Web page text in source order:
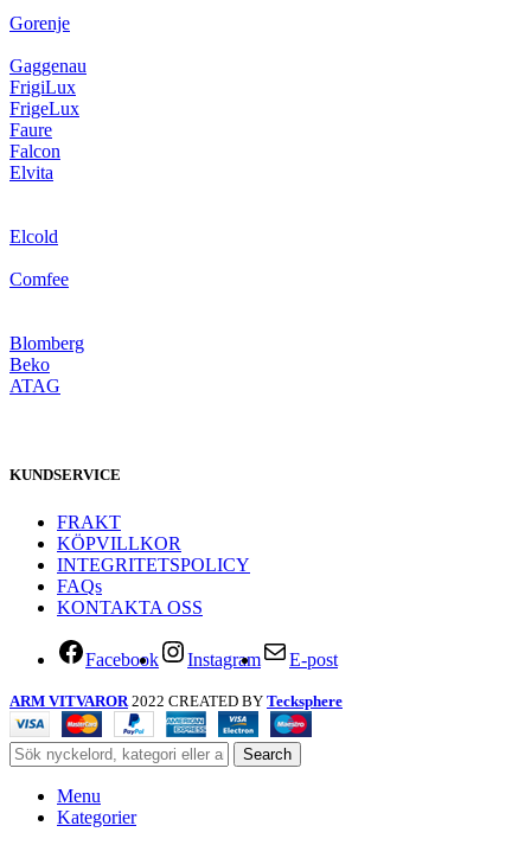
Gorenje
Gaggenau
FrigiLux
FrigeLux
Faure
Falcon
Elvita
Elcold
Comfee
Blomberg
Beko
ATAG
KUNDSERVICE
FRAKT
KÖPVILLKOR
INTEGRITETSPOLICY
FAQs
KONTAKTA OSS
Facebook Instagram E-post
ARM VITVAROR 2022 CREATED BY Tecksphere
Search
Menu
Kategorier